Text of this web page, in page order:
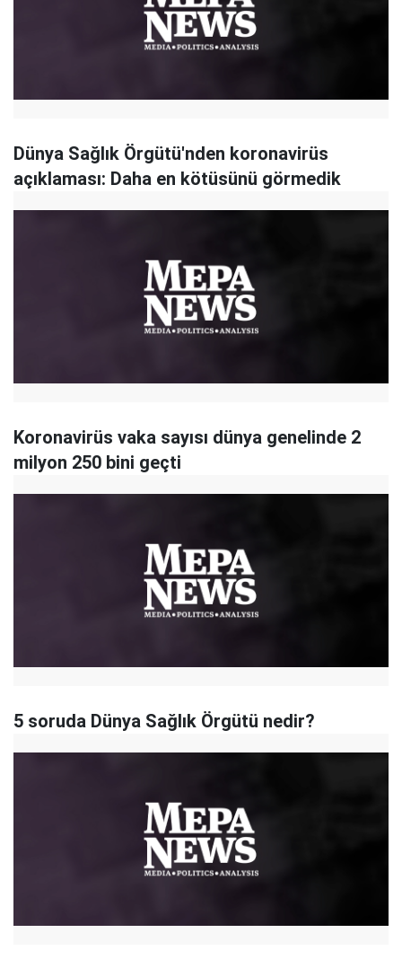
Dünya Sağlık Örgütü'nden koronavirüs
açıklaması: Daha en kötüsünü görmedik
Koronavirüs vaka sayısı dünya genelinde 2
milyon 250 bini geçti
5 soruda Dünya Sağlık Örgütü nedir?